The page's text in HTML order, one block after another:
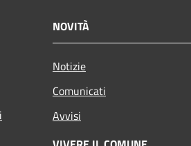
NOVITÀ
Notizie
Comunicati
Avvisi